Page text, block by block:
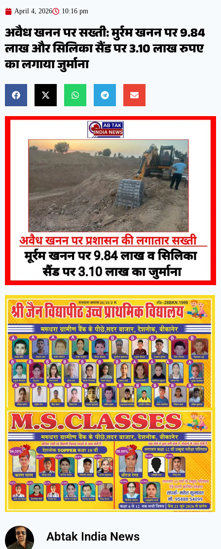
April 4, 2026 10:16 pm
अवैध खनन पर सख्ती: मुर्रम खनन पर 9.84
लाख और सिलिका सैंड पर 3.10 लाख रुपए
का लगाया जुर्माना
Abtak India News